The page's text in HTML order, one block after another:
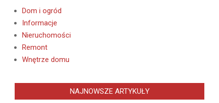
Dom i ogród
Informacje
Nieruchomości
Remont
Wnętrze domu
NAJNOWSZE ARTYKUŁY